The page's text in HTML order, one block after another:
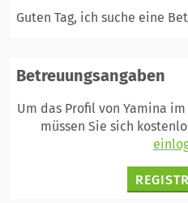
Guten Tag, ich suche eine
Betreuungsangaben
Um das Profil von Yamina
müssen Sie sich